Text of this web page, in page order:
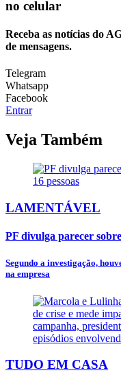
no celular
Receba as notícias do
de mensagens.
Telegram
Whatsapp
Facebook
Entrar
Veja Também
LAMENTÁVEL
PF divulga parecer
Segundo a investigação,
na empresa
TUDO EM CASA